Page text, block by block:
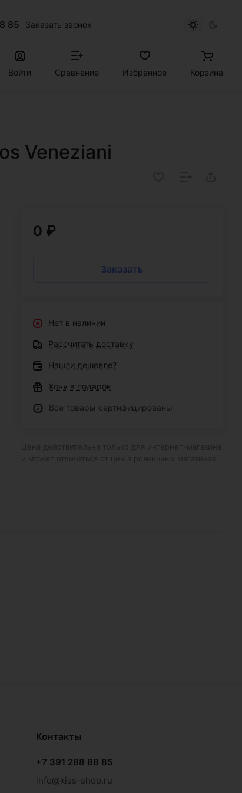
85 Заказать звонок
Войти Сравнение Избранное Корзина
Veneziani
0 ₽
Заказать
Нет в наличии
Рассчитать доставку
Нашли дешевле?
Хочу в подарок
Все товары сертифицированы
Контакты
+7 391 288 88 85
info@kiss-shop.ru